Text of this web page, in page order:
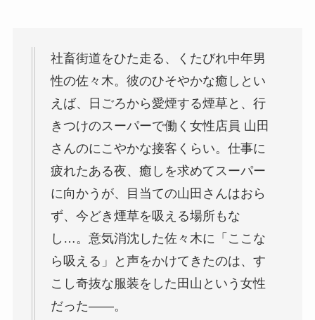
社畜街道をひた走る、くたびれ中年男
性の佐々木。彼のひそやかな癒しとい
えば、日ごろから愛煙する煙草と、行
きつけのスーパーで働く女性店員 山田
さんのにこやかな接客くらい。仕事に
疲れたある夜、癒しを求めてスーパー
に向かうが、目当ての山田さんはおら
ず、今どき煙草を吸える場所もな
し…。意気消沈した佐々木に「ここな
ら吸える」と声をかけてきたのは、す
こし奇抜な服装をした田山という女性
だった――。